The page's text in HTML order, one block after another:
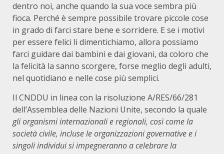
dentro noi, anche quando la sua voce sembra più
fioca. Perché è sempre possibile trovare piccole cose
in grado di farci stare bene e sorridere. E se i motivi
per essere felici li dimentichiamo, allora possiamo
farci guidare dai bambini e dai giovani, da coloro che
la felicità la sanno scorgere, forse meglio degli adulti,
nel quotidiano e nelle cose più semplici.
Il CNDDU in linea con la risoluzione A/RES/66/281
dell’Assemblea delle Nazioni Unite, secondo la quale
gli organismi internazionali e regionali, così come la
società civile, incluse le organizzazioni governative e i
singoli individui si impegneranno a celebrare la